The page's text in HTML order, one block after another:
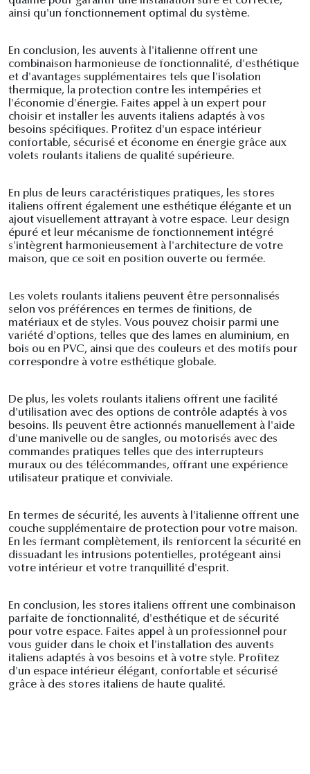
ainsi qu'un fonctionnement optimal du système.
En conclusion, les auvents à l'italienne offrent une
combinaison harmonieuse de fonctionnalité, d'esthétique
et d'avantages supplémentaires tels que l'isolation
thermique, la protection contre les intempéries et
l'économie d'énergie. Faites appel à un expert pour
choisir et installer les auvents italiens adaptés à vos
besoins spécifiques. Profitez d'un espace intérieur
confortable, sécurisé et économe en énergie grâce aux
volets roulants italiens de qualité supérieure.
En plus de leurs caractéristiques pratiques, les stores
italiens offrent également une esthétique élégante et un
ajout visuellement attrayant à votre espace. Leur design
épuré et leur mécanisme de fonctionnement intégré
s'intègrent harmonieusement à l'architecture de votre
maison, que ce soit en position ouverte ou fermée.
Les volets roulants italiens peuvent être personnalisés
selon vos préférences en termes de finitions, de
matériaux et de styles. Vous pouvez choisir parmi une
variété d'options, telles que des lames en aluminium, en
bois ou en PVC, ainsi que des couleurs et des motifs pour
correspondre à votre esthétique globale.
De plus, les volets roulants italiens offrent une facilité
d'utilisation avec des options de contrôle adaptés à vos
besoins. Ils peuvent être actionnés manuellement à l'aide
d'une manivelle ou de sangles, ou motorisés avec des
commandes pratiques telles que des interrupteurs
muraux ou des télécommandes, offrant une expérience
utilisateur pratique et conviviale.
En termes de sécurité, les auvents à l'italienne offrent une
couche supplémentaire de protection pour votre maison.
En les fermant complètement, ils renforcent la sécurité en
dissuadant les intrusions potentielles, protégeant ainsi
votre intérieur et votre tranquillité d'esprit.
En conclusion, les stores italiens offrent une combinaison
parfaite de fonctionnalité, d'esthétique et de sécurité
pour votre espace. Faites appel à un professionnel pour
vous guider dans le choix et l'installation des auvents
italiens adaptés à vos besoins et à votre style. Profitez
d'un espace intérieur élégant, confortable et sécurisé
grâce à des stores italiens de haute qualité.